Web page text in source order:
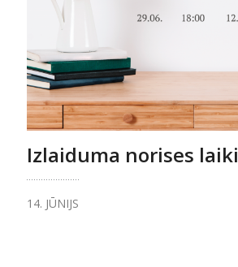
Izlaiduma norises laiki
14. JŪNIJS